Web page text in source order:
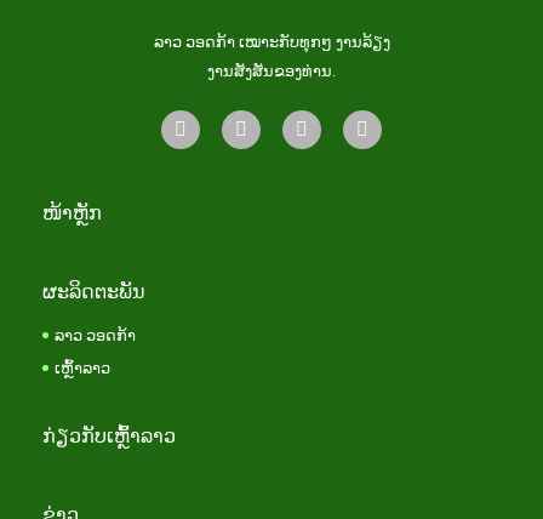
ລາວ ວອດກ້າ ເໝາະກັບທຸກໆ ງານລ້ຽງ
ງານສັງສັນຂອງທ່ານ.
ໜ້າຫຼັກ
ຜະລິດຕະພັນ
ລາວ ວອດກ້າ
ເຫຼົ້າລາວ
ກ່ຽວກັບເຫຼົ້າລາວ
ຂ່າວ